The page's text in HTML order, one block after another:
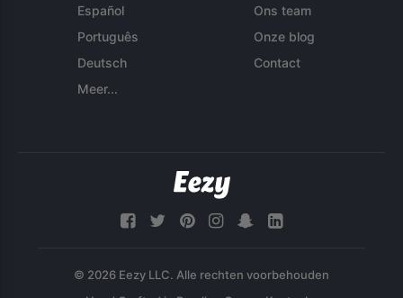
Español
Português
Deutsch
Meer...
Ons team
Onze blog
Contact
© 2026 Eezy LLC. Alle rechten voorbehouden